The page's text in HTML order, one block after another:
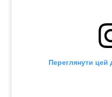
Переглянути цей